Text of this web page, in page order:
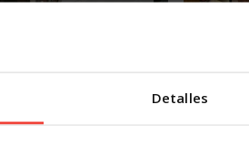
Detalles
terremotos de
sobre